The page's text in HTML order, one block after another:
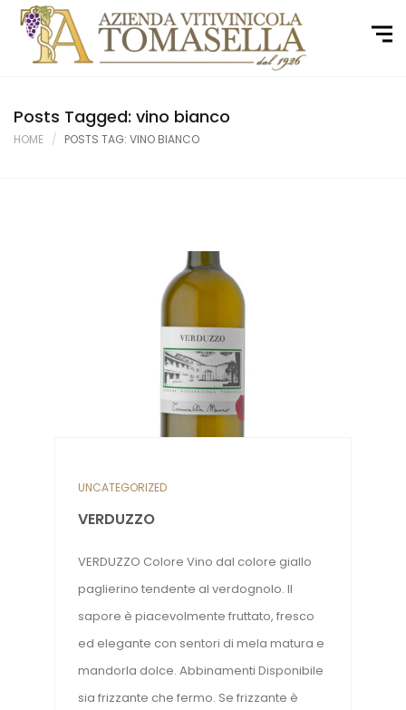
Posts Tagged: vino bianco
HOME POSTS TAG: VINO BIANCO
UNCATEGORIZED
VERDUZZO
VERDUZZO Colore Vino dal colore giallo
paglierino tendente al verdognolo. Il
sapore è piacevolmente fruttato, fresco
ed elegante con sentori di mela matura e
mandorla dolce. Abbinamenti Disponibile
sia frizzante che fermo. Se frizzante è